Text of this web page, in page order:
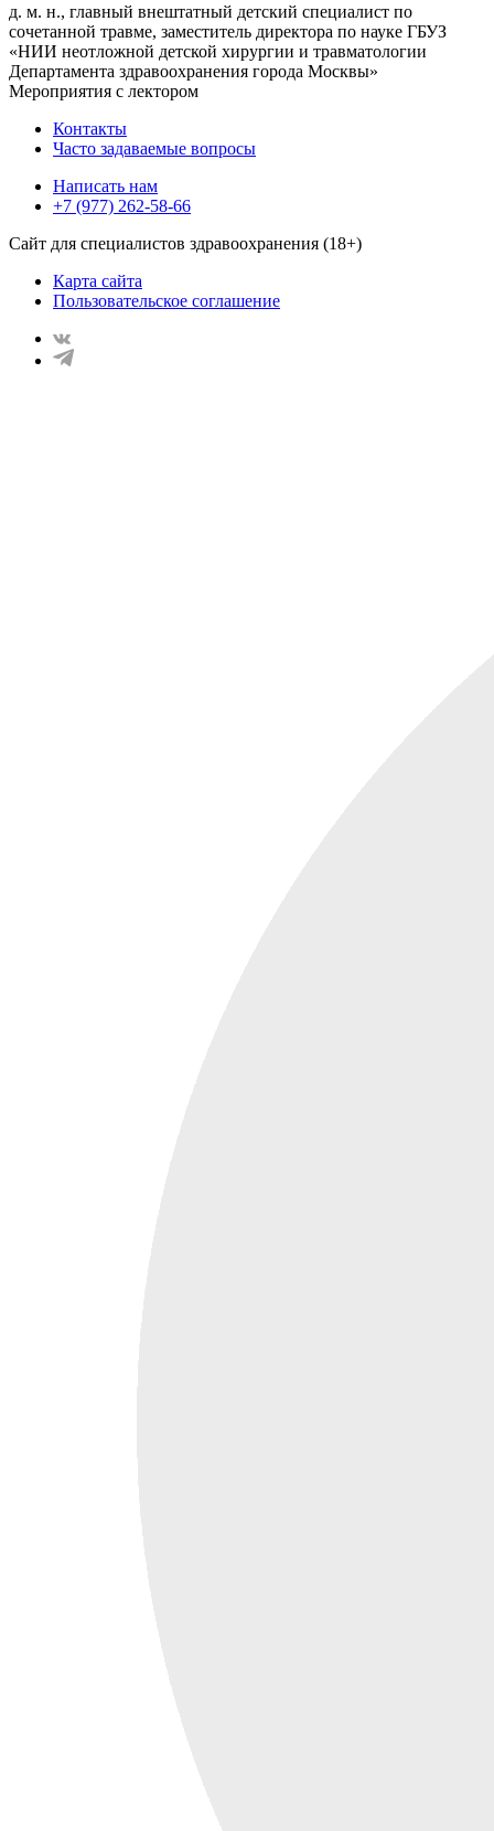
д. м. н., главный внештатный детский специалист по
сочетанной травме, заместитель директора по науке ГБУЗ
«НИИ неотложной детской хирургии и травматологии
Департамента здравоохранения города Москвы»
Мероприятия с лектором
Контакты
Часто задаваемые вопросы
Написать нам
+7 (977) 262-58-66
Сайт для специалистов здравоохранения (18+)
Карта сайта
Пользовательское соглашение